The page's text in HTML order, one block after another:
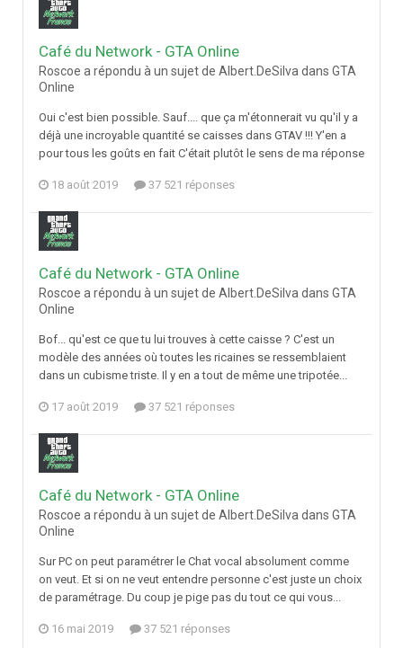
Café du Network - GTA Online
Roscoe a répondu à un sujet de Albert.DeSilva dans GTA
Online
Oui c'est bien possible. Sauf.... que ça m'étonnerait vu qu'il y a
déjà une incroyable quantité se caisses dans GTAV !!! Y'en a
pour tous les goûts en fait C'était plutôt le sens de ma réponse
18 août 2019 37 521 réponses
Café du Network - GTA Online
Roscoe a répondu à un sujet de Albert.DeSilva dans GTA
Online
Bof... qu'est ce que tu lui trouves à cette caisse ? C'est un
modèle des années où toutes les ricaines se ressemblaient
dans un cubisme triste. Il y en a tout de même une tripotée...
17 août 2019 37 521 réponses
Café du Network - GTA Online
Roscoe a répondu à un sujet de Albert.DeSilva dans GTA
Online
Sur PC on peut paramétrer le Chat vocal absolument comme
on veut. Et si on ne veut entendre personne c'est juste un choix
de paramétrage. Du coup je pige pas du tout ce qui vous...
16 mai 2019 37 521 réponses